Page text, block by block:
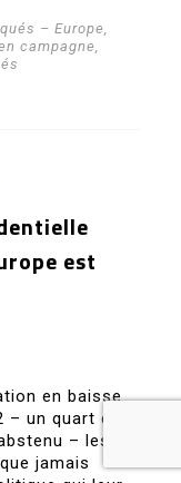
– Europe
campagne
est
en baisse
un quart des
– les
jamais